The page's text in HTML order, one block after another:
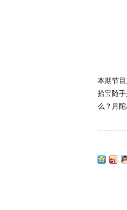
本期节
拾宝随
么？月